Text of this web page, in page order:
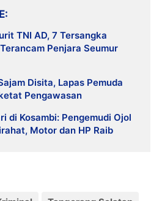
TNI AD, 7 Tersangka
Penjara Seumur
Disita, Lapas Pemuda
Pengawasan
di Kosambi: Pengemudi Ojol
Motor dan HP Raib